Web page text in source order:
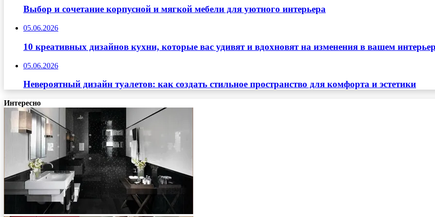
Выбор и сочетание корпусной и мягкой мебели для уютного интерьера
05.06.2026
10 креативных дизайнов кухни, которые вас удивят и вдохновят на изменения в вашем
05.06.2026
Невероятный дизайн туалетов: как создать стильное пространство для комфорта и эстетики
Интересно